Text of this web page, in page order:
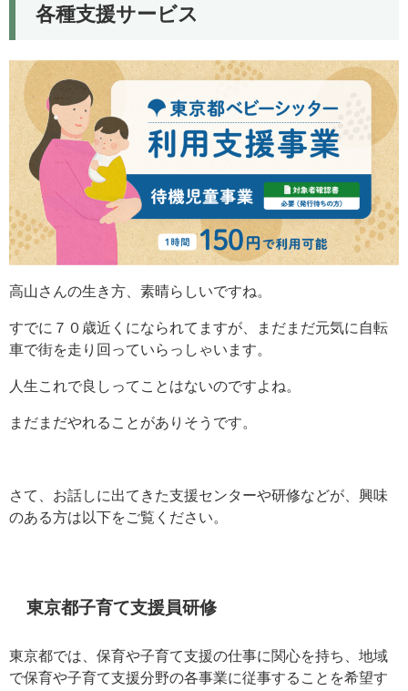
各種支援サービス
高山さんの生き方、素晴らしいですね。
すでに７０歳近くになられてますが、まだまだ元気に自転
車で街を走り回っていらっしゃいます。
人生これで良しってことはないのですよね。
まだまだやれることがありそうです。
さて、お話しに出てきた支援センターや研修などが、興味
のある方は以下をご覧ください。
東京都子育て支援員研修
東京都では、保育や子育て支援の仕事に関心を持ち、地域
で保育や子育て支援分野の各事業に従事することを希望す